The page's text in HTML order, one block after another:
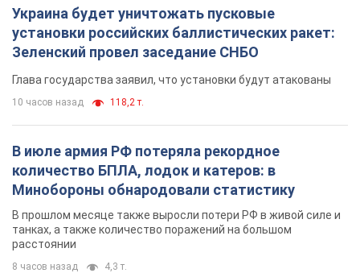
Украина будет уничтожать пусковые
установки российских баллистических ракет:
Зеленский провел заседание СНБО
Глава государства заявил, что установки будут атакованы
10 часов назад 118,2 т.
В июле армия РФ потеряла рекордное
количество БПЛА, лодок и катеров: в
Минобороны обнародовали статистику
В прошлом месяце также выросли потери РФ в живой силе и
танках, а также количество поражений на большом
расстоянии
8 часов назад 4,3 т.